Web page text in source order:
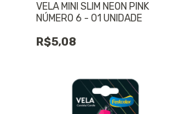
VELA MINI SLIM NEON PINK
NÚMERO 6 - 01 UNIDADE
R$5,08